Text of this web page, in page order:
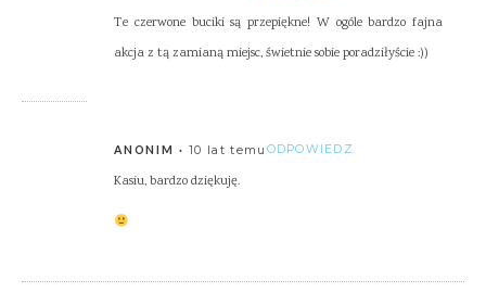
Te czerwone buciki są przepiękne! W ogóle bardzo fajna
akcja z tą zamianą miejsc, świetnie sobie poradziłyście :))
ANONIM 10 lat temu ODPOWIEDZ
Kasiu, bardzo dziękuję.